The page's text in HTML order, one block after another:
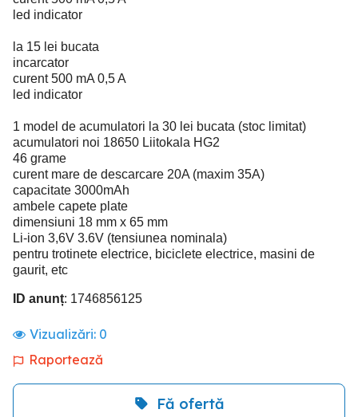
led indicator
la 15 lei bucata
incarcator
curent 500 mA 0,5 A
led indicator
1 model de acumulatori la 30 lei bucata (stoc limitat)
acumulatori noi 18650 Liitokala HG2
46 grame
curent mare de descarcare 20A (maxim 35A)
capacitate 3000mAh
ambele capete plate
dimensiuni 18 mm x 65 mm
Li-ion 3,6V 3.6V (tensiunea nominala)
pentru trotinete electrice, biciclete electrice, masini de
gaurit, etc
ID anunț: 1746856125
Vizualizări: 0
Raportează
Fă ofertă